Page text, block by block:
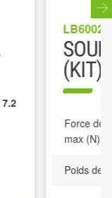
7.2
LB6002E
(KIT)
Force de
max (N)
Poids de